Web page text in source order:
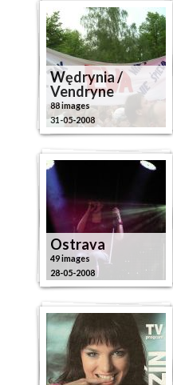
Wędrynia /
Vendryne
88 images
31-05-2008
Ostrava
49 images
28-05-2008